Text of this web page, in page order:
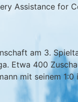
Assistance for
am 3.
Etwa 400
mit seinem